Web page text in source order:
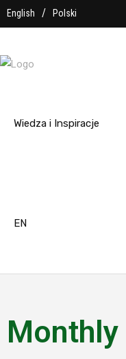
English Polski
Wiedza i Inspiracje
EN
Monthly